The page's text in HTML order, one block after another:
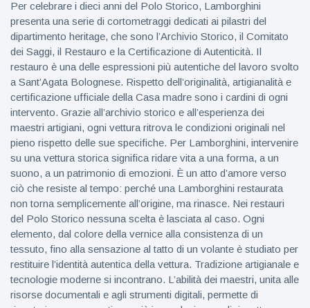
Per celebrare i dieci anni del Polo Storico, Lamborghini
presenta una serie di cortometraggi dedicati ai pilastri del
dipartimento heritage, che sono l’Archivio Storico, il Comitato
dei Saggi, il Restauro e la Certificazione di Autenticità. Il
restauro è una delle espressioni più autentiche del lavoro svolto
a Sant’Agata Bolognese. Rispetto dell’originalità, artigianalità e
certificazione ufficiale della Casa madre sono i cardini di ogni
intervento. Grazie all’archivio storico e all’esperienza dei
maestri artigiani, ogni vettura ritrova le condizioni originali nel
pieno rispetto delle sue specifiche. Per Lamborghini, intervenire
su una vettura storica significa ridare vita a una forma, a un
suono, a un patrimonio di emozioni. È un atto d’amore verso
ciò che resiste al tempo: perché una Lamborghini restaurata
non torna semplicemente all’origine, ma rinasce. Nei restauri
del Polo Storico nessuna scelta è lasciata al caso. Ogni
elemento, dal colore della vernice alla consistenza di un
tessuto, fino alla sensazione al tatto di un volante è studiato per
restituire l’identità autentica della vettura. Tradizione artigianale e
tecnologie moderne si incontrano. L’abilità dei maestri, unita alle
risorse documentali e agli strumenti digitali, permette di